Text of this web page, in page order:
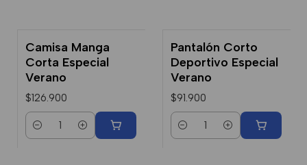
Camisa Manga
Corta Especial
Verano
$126.900
Cantidad
Pantalón Corto
Deportivo Especial
Verano
$91.900
Cantidad